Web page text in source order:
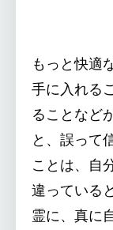
もっと快適
手に入れる
ることなど
と、誤って
ことは、自
違っている
霊に、真に